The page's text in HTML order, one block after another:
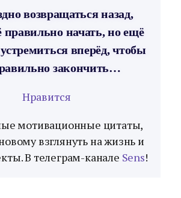
возвращаться назад,
правильно начать, но ещё
вперёд, чтобы
закончить…
Нравится
мотивационные цитаты,
взглянуть на жизнь и
В телеграм-канале Sens!